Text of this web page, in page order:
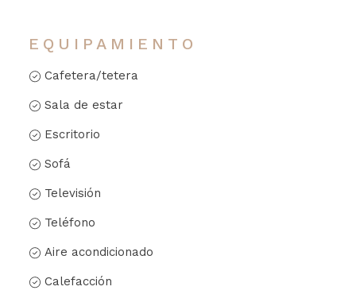
EQUIPAMIENTO
Cafetera/tetera
Sala de estar
Escritorio
Sofá
Televisión
Teléfono
Aire acondicionado
Calefacción